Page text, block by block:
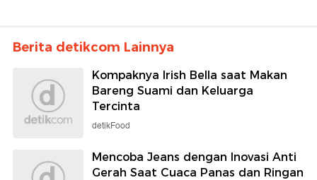
Berita detikcom Lainnya
Kompaknya Irish Bella saat Makan
Bareng Suami dan Keluarga
Tercinta
detikFood
Mencoba Jeans dengan Inovasi Anti
Gerah Saat Cuaca Panas dan Ringan